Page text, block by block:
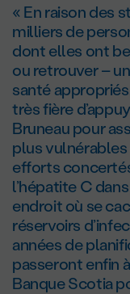
« En raison des
milliers de
dont elles ont
ou retrouver –
santé
très fière
Bruneau pour
plus
efforts
l’hépatite C
endroit où se
réservoirs
années de
passeront enfin
Banque Scotia